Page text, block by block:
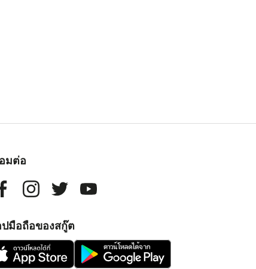
มต่อ
มือถือของสกู๊ต